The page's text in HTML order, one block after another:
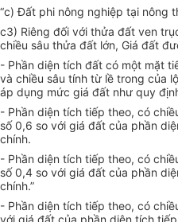
“c) Đất phi nông nghiệp tại nông
c3) Riêng đối với thửa đất ven
chiều sâu thửa đất lớn, Giá đất
- Phần diện tích đất có một mặt
và chiều sâu tính từ lề trong của
áp dụng mức giá đất như quy
- Phần diện tích tiếp theo, có
số 0,6 so với giá đất của phần
chính.
- Phần diện tích tiếp theo, có
số 0,4 so với giá đất của phần
chính.”
- Phần diện tích tiếp theo, có
với giá đất của phần diện tích